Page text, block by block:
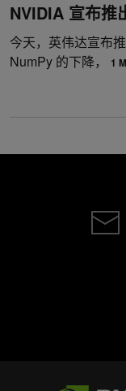
NVIDIA 宣布
今天，英伟达宣布
NumPy 的下降，
1